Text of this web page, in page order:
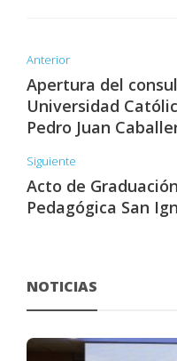
Anterior
Apertura del
Universidad
Pedro Juan
Siguiente
Acto de
Pedagógica San
NOTICIAS